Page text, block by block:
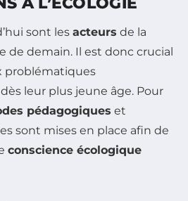
sont les acteurs de la
de demain. Il est donc crucial
problématiques
leur plus jeune âge. Pour
pédagogiques et
sont mises en place afin de
conscience écologique